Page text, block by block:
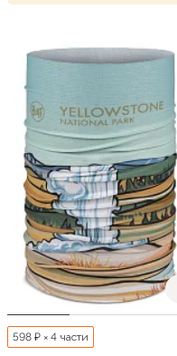
598 ₽ × 4 части